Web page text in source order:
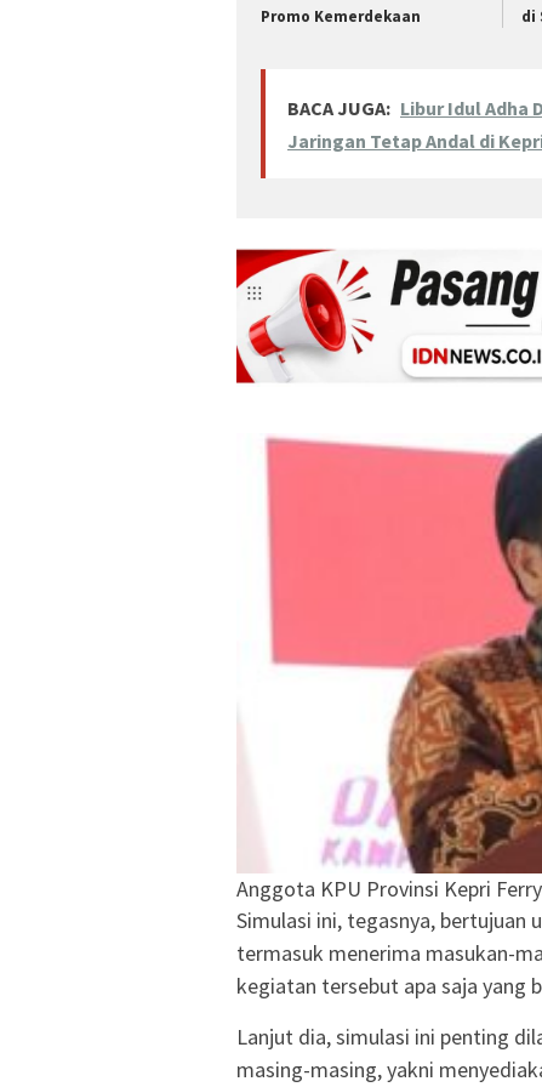
Promo Kemerdekaan
di
BACA JUGA: Libur Idul Adha
Jaringan Tetap Andal di
Anggota KPU Provinsi Kepri
Simulasi ini, tegasnya, bertujuan
termasuk menerima masukan-
kegiatan tersebut apa saja yang
Lanjut dia, simulasi ini penting
masing-masing, yakni